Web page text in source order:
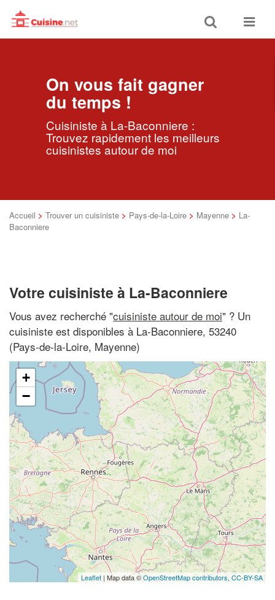
Toggle
search
Toggle
On vous fait gagner
du temps !
Cuisiniste à La-Baconniere :
Trouvez rapidement les meilleurs
cuisinistes autour de moi
Accueil > Trouver un cuisiniste > Pays-de-la-Loire > Mayenne > La-
Baconniere
Votre cuisiniste à La-Baconniere
Vous avez recherché "cuisiniste autour de moi" ? Un
cuisiniste est disponibles à La-Baconniere, 53240
(Pays-de-la-Loire, Mayenne)
+
−
Leaflet | Map data ©OpenStreetMap contributors, CC-BY-SA